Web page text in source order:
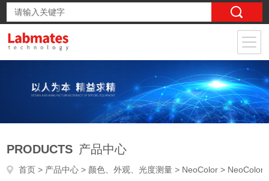
PRODUCTS 产品中心
首页 > 产品中心 > 颜色、外观、光度测量 > NeoColor > NeoColor 64便携式分光测色仪